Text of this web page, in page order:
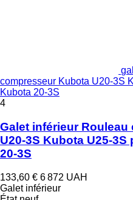
compresseur Kubota U20-3S
Kubota 20-3S
4
Galet inférieur
U20-3S Kubota U25-
20-3S
133,60 € 6 872 UAH
Galet inférieur